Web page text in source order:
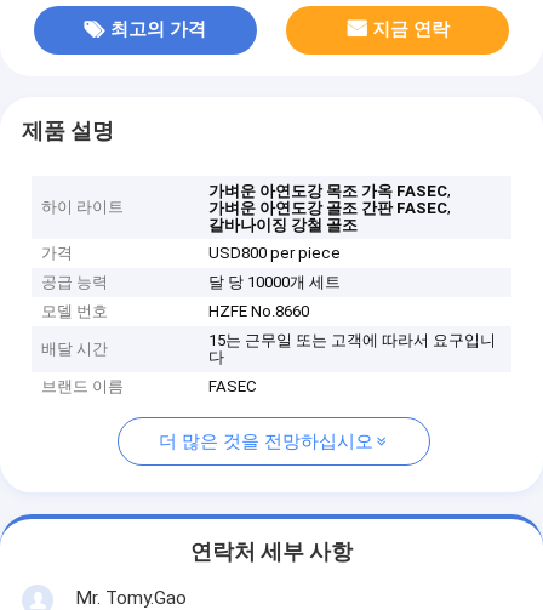
최고의 가격 지금 연락
제품 설명
하이 라이트
가벼운 아연도강 목조 가옥 FASEC,
가벼운 아연도강 골조 간판 FASEC,
갈바나이징 강철 골조
가격
USD800 per piece
공급 능력
달 당 10000개 세트
모델 번호
HZFE No.8660
배달 시간
15는 근무일 또는 고객에 따라서 요구입니
다
브랜드 이름
FASEC
더 많은 것을 전망하십시오
연락처 세부 사항
Mr. Tomy.Gao